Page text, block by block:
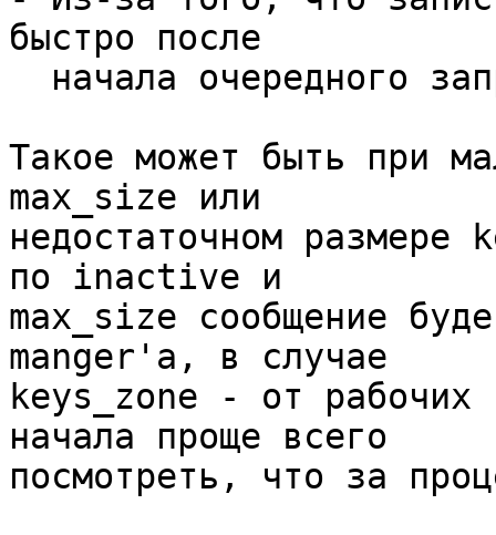
быстро после
Такое может быть при
max_size или
недостаточном
по inactive и
max_size сообщение
manger'а, в случае
keys_zone - от рабочих
начала проще всего
посмотреть, что за